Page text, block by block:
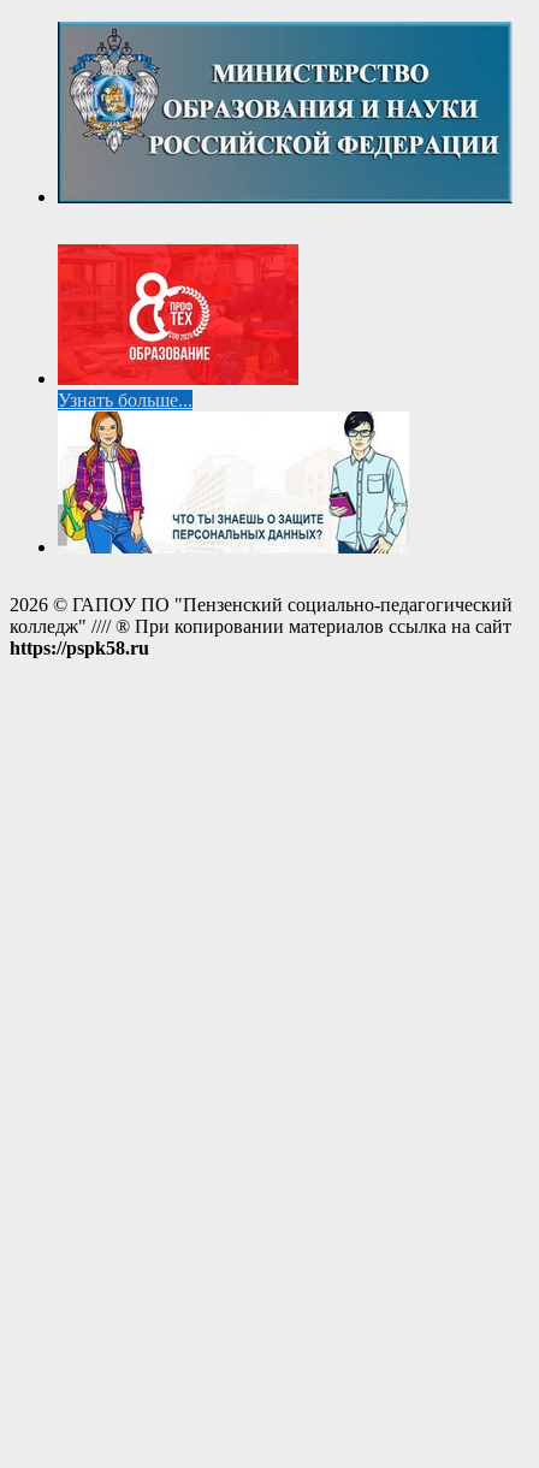
Узнать больше...
2026 © ГАПОУ ПО "Пензенский социально-педагогический
колледж" //// ® При копировании материалов ссылка на сайт
https://pspk58.ru